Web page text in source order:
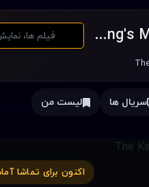
کینگزمن The King's Man 2021
سریال ها لیست من
اکنون برای تماشا